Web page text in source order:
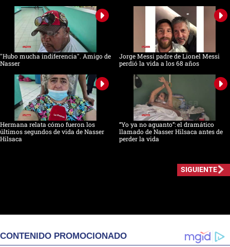
"Hubo mucha indiferencia". Amigo de
Nasser
Jorge Messi padre de Lionel Messi
perdió la vida a los 68 años
Hermana relata cómo fueron los
últimos segundos de vida de Nasser
Hilsaca
“Yo ya no aguanto”: el dramático
llamado de Nasser Hilsaca antes de
perder la vida
SIGUIENTE
CONTENIDO PROMOCIONADO